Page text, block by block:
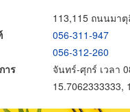
113,115 ถนนมา
056-311-947
056-312-260
าร
จันทร์-ศุกร์ เวลา
15.7062333333,